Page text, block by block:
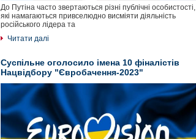
До Путіна часто звертаються різні публічні особистості,
які намагаються привселюдно висміяти діяльність
російського лідера та
Читати далі
Суспільне оголосило імена 10 фіналістів
Нацвідбору "Євробачення-2023"